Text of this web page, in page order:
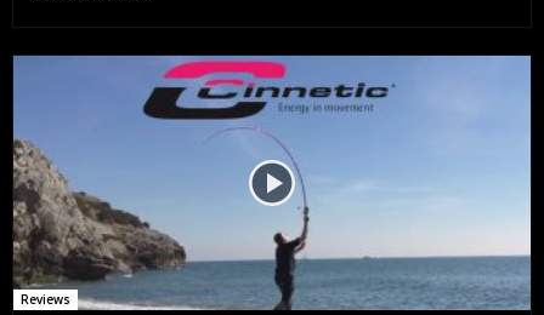
Reviews